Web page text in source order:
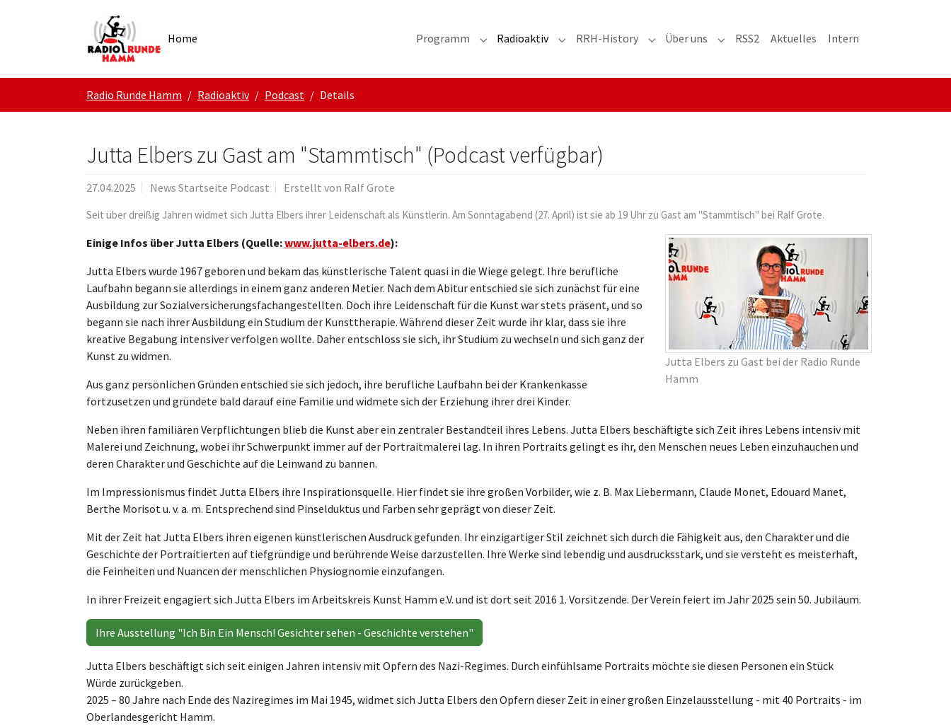
Home Programm Submenu for "Programm"
Radioaktiv Submenu for "Radioaktiv"
RRH-History Submenu for "RRH-History"
Über uns Submenu for "Über uns"
RSS2 Aktuelles Intern
Radio Runde Hamm Radioaktiv Podcast Details
Jutta Elbers zu Gast am "Stammtisch" (Podcast verfügbar)
27.04.2025 News Startseite Podcast Erstellt von Ralf Grote
Seit über dreißig Jahren widmet sich Jutta Elbers ihrer Leidenschaft als Künstlerin. Am Sonntagabend (27. April) ist sie ab 19 Uhr zu Gast am "Stammtisch" bei Ralf Grote.
Jutta Elbers zu Gast bei der Radio Runde
Hamm
Einige Infos über Jutta Elbers (Quelle:www.jutta-elbers.de):
Jutta Elbers wurde 1967 geboren und bekam das künstlerische Talent quasi in die Wiege gelegt. Ihre berufliche
Laufbahn begann sie allerdings in einem ganz anderen Metier. Nach dem Abitur entschied sie sich zunächst für eine
Ausbildung zur Sozialversicherungsfachangestellten. Doch ihre Leidenschaft für die Kunst war stets präsent, und so
begann sie nach ihrer Ausbildung ein Studium der Kunsttherapie. Während dieser Zeit wurde ihr klar, dass sie ihre
kreative Begabung intensiver verfolgen wollte. Daher entschloss sie sich, ihr Studium zu wechseln und sich ganz der
Kunst zu widmen.
Aus ganz persönlichen Gründen entschied sie sich jedoch, ihre berufliche Laufbahn bei der Krankenkasse
fortzusetzen und gründete bald darauf eine Familie und widmete sich der Erziehung ihrer drei Kinder.
Neben ihren familiären Verpflichtungen blieb die Kunst aber ein zentraler Bestandteil ihres Lebens. Jutta Elbers beschäftigte sich Zeit ihres Lebens intensiv mit
Malerei und Zeichnung, wobei ihr Schwerpunkt immer auf der Portraitmalerei lag. In ihren Portraits gelingt es ihr, den Menschen neues Leben einzuhauchen und
deren Charakter und Geschichte auf die Leinwand zu bannen.
Im Impressionismus findet Jutta Elbers ihre Inspirationsquelle. Hier findet sie ihre großen Vorbilder, wie z. B. Max Liebermann, Claude Monet, Edouard Manet,
Berthe Morisot u. v. a. m. Entsprechend sind Pinselduktus und Farben sehr geprägt von dieser Zeit.
Mit der Zeit hat Jutta Elbers ihren eigenen künstlerischen Ausdruck gefunden. Ihr einzigartiger Stil zeichnet sich durch die Fähigkeit aus, den Charakter und die
Geschichte der Portraitierten auf tiefgründige und berührende Weise darzustellen. Ihre Werke sind lebendig und ausdrucksstark, und sie versteht es meisterhaft,
die Feinheiten und Nuancen der menschlichen Physiognomie einzufangen.
In ihrer Freizeit engagiert sich Jutta Elbers im Arbeitskreis Kunst Hamm e.V. und ist dort seit 2016 1. Vorsitzende. Der Verein feiert im Jahr 2025 sein 50. Jubiläum.
Ihre Ausstellung "Ich Bin Ein Mensch! Gesichter sehen - Geschichte verstehen"
Jutta Elbers beschäftigt sich seit einigen Jahren intensiv mit Opfern des Nazi-Regimes. Durch einfühlsame Portraits möchte sie diesen Personen ein Stück
Würde zurückgeben.
2025 – 80 Jahre nach Ende des Naziregimes im Mai 1945, widmet sich Jutta Elbers den Opfern dieser Zeit in einer großen Einzelausstellung - mit 40 Portraits - im
Oberlandesgericht Hamm.